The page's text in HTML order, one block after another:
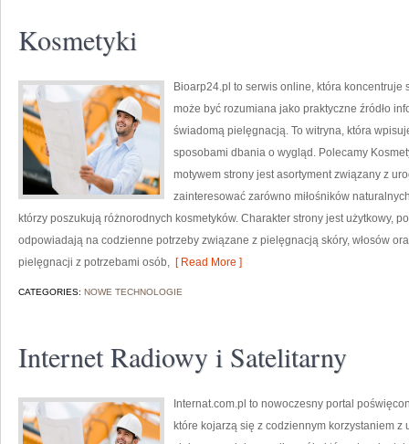
Kosmetyki
Bioarp24.pl to serwis online, która koncentruje
może być rozumiana jako praktyczne źródło
świadomą pielęgnacją. To witryna, która
sposobami dbania o wygląd. Polecamy
motywem strony jest asortyment związany z
zainteresować zarówno miłośników
którzy poszukują różnorodnych kosmetyków. Charakter strony jest użytkowy,
odpowiadają na codzienne potrzeby związane z pielęgnacją skóry, włosów
pielęgnacji z potrzebami osób, [ Read More ]
CATEGORIES: NOWE TECHNOLOGIE
Internet Radiowy i Satelitarny
Internat.com.pl to nowoczesny portal
które kojarzą się z codziennym korzystaniem